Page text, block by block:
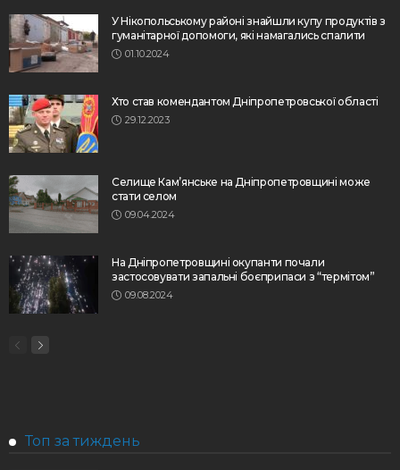
У Нікопольському районі знайшли купу продуктів з
гуманітарної допомоги, які намагались спалити
01.10.2024
Хто став комендантом Дніпропетровської області
29.12.2023
Селище Кам’янське на Дніпропетровщині може
стати селом
09.04.2024
На Дніпропетровщині окупанти почали
застосовувати запальні боєприпаси з “термітом”
09.08.2024
Топ за тиждень